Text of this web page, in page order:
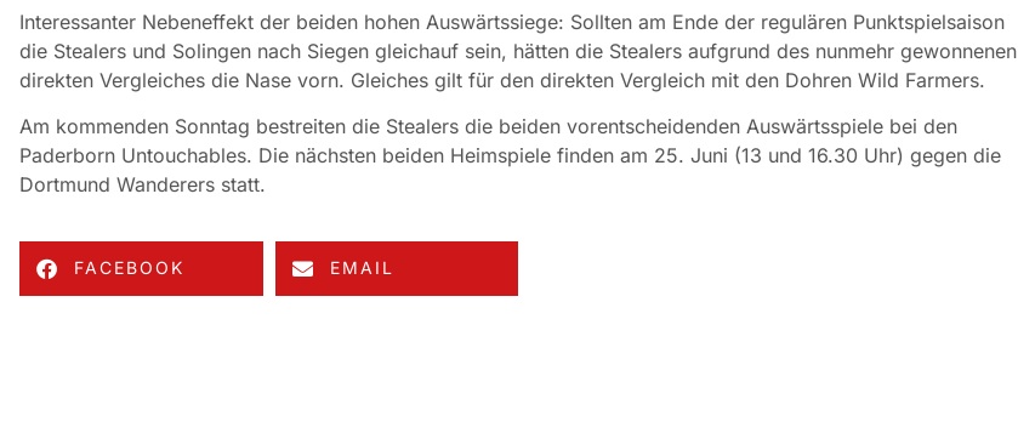
Interessanter Nebeneffekt der beiden hohen Auswärtssiege: Sollten am Ende der regulären Punktspielsaison
die Stealers und Solingen nach Siegen gleichauf sein, hätten die Stealers aufgrund des nunmehr gewonnenen
direkten Vergleiches die Nase vorn. Gleiches gilt für den direkten Vergleich mit den Dohren Wild Farmers.
Am kommenden Sonntag bestreiten die Stealers die beiden vorentscheidenden Auswärtsspiele bei den
Paderborn Untouchables. Die nächsten beiden Heimspiele finden am 25. Juni (13 und 16.30 Uhr) gegen die
Dortmund Wanderers statt.
FACEBOOK EMAIL